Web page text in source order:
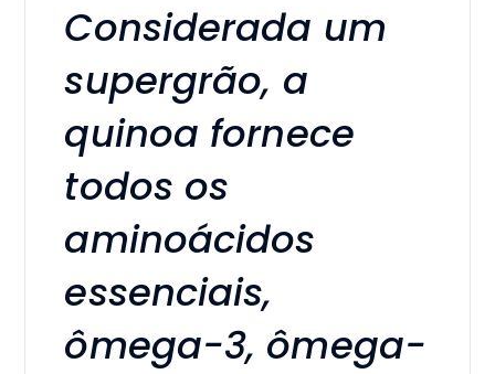
Considerada um
supergrão, a
quinoa fornece
todos os
aminoácidos
essenciais,
ômega-3, ômega-